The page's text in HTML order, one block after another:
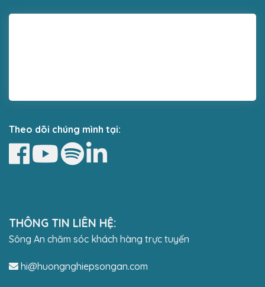
Theo dõi chúng mình tại:
THÔNG TIN LIÊN HỆ:
Sông An chăm sóc khách hàng trực tuyến
hi@huongnghiepsongan.com